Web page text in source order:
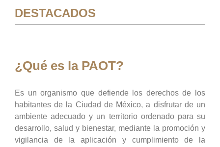
DESTACADOS
¿Qué es la PAOT?
Es un organismo que defiende los derechos de los
habitantes de la Ciudad de México, a disfrutar de un
ambiente adecuado y un territorio ordenado para su
desarrollo, salud y bienestar, mediante la promoción y
vigilancia de la aplicación y cumplimiento de la